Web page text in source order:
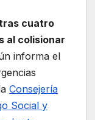
cuatro
al colisionar
informa el
Consejería
Social y